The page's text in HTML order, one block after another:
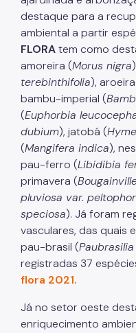
destaque para a
ambiental a partir
FLORAtem como
amoreira (Morus nigra
terebinthifolia),
bambu-imperial (
(Euphorbia
dubium), jatobá (
(Mangifera indica),
pau-ferro (Libidibia
primavera (
pluviosa var.
speciosa). Já foram
vasculares, das quais
pau-brasil (
registradas 37
flora 2021.
Já no setor oeste
enriquecimento